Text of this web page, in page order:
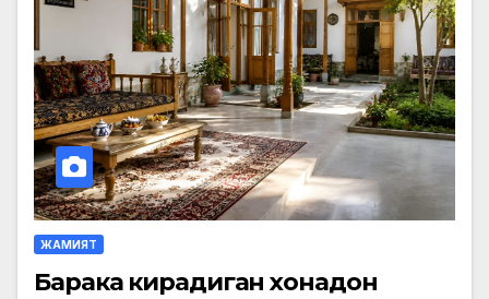
ЖАМИЯТ
Барака кирадиган хонадон